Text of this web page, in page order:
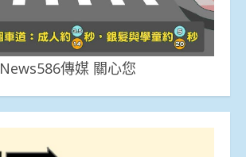
News586傳媒 關心您